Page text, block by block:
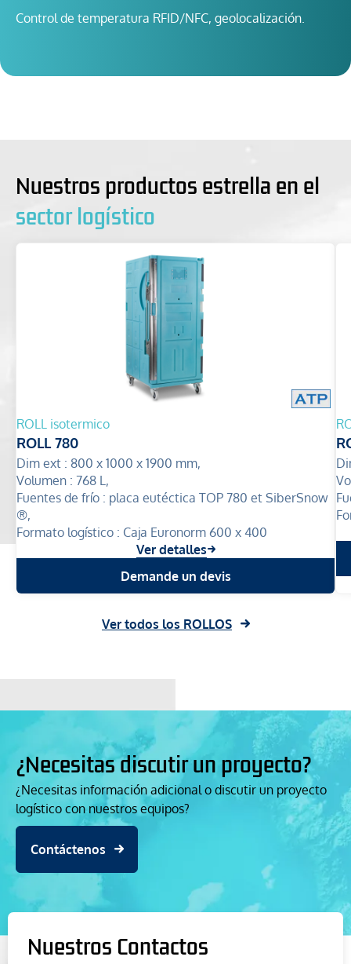
Control de temperatura RFID/NFC, geolocalización.
Nuestros productos estrella en el
sector logístico
ROLL isotermico
ROLL 780
Dim ext : 800 x 1000 x 1900 mm,
Volumen : 768 L,
Fuentes de frío : placa eutéctica TOP 780 et SiberSnow
®,
Formato logístico : Caja Euronorm 600 x 400
Ver detalles
Demande un devis
Ver todos los ROLLOS
¿Necesitas discutir un proyecto?
¿Necesitas información adicional o discutir un proyecto
logístico con nuestros equipos?
Contáctenos
Nuestros Contactos